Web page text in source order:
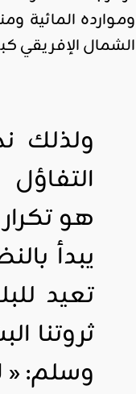
وموارده المائية
الشمال الإفريقي
ولذلك
هو
يبدأ
تعيد
ثروتنا
وسلم: «